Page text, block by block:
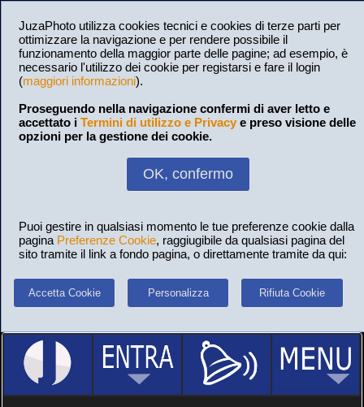
JuzaPhoto utilizza cookies tecnici e cookies di terze parti per
ottimizzare la navigazione e per rendere possibile il
funzionamento della maggior parte delle pagine; ad esempio, è
necessario l'utilizzo dei cookie per registarsi e fare il login
(maggiori informazioni).
Proseguendo nella navigazione confermi di aver letto e
accettato i Termini di utilizzo e Privacy e preso visione delle
opzioni per la gestione dei cookie.
OK, confermo
Puoi gestire in qualsiasi momento le tue preferenze cookie dalla
pagina Preferenze Cookie, raggiugibile da qualsiasi pagina del
sito tramite il link a fondo pagina, o direttamente tramite da qui:
Accetta Cookie Personalizza Rifiuta Cookie